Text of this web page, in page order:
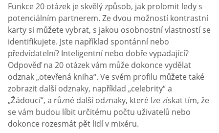
Funkce 20 otázek je skvělý způsob, jak prolomit ledy s
potenciálním partnerem. Ze dvou možností kontrastní
karty si můžete vybrat, s jakou osobnostní vlastností se
identifikujete. Jste například spontánní nebo
předvídatelní? Inteligentní nebo dobře vypadající?
Odpověď na 20 otázek vám může dokonce vydělat
odznak „otevřená kniha“. Ve svém profilu můžete také
zobrazit další odznaky, například „celebrity“ a
„Žádoucí“, a různé další odznaky, které lze získat tím, že
se vám budou líbit určitému počtu uživatelů nebo
dokonce rozesmát pět lidí v mixéru.